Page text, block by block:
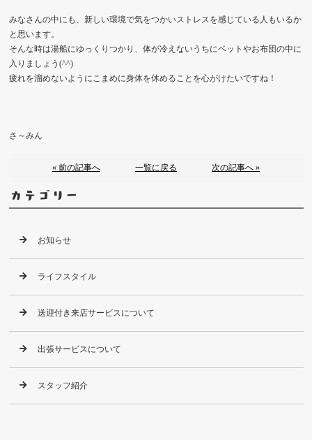
みなさんの中にも、新しい環境で気をつかいストレスを感じている人もいるか
と思います。
そんな時は湯船にゆっくりつかり、体が冷えないうちにベットやお布団の中に
入りましょう(^^)
疲れを溜めないようにこまめに身体を休めることを心がけたいですね！
さ～みん
« 前の記事へ 一覧に戻る 次の記事へ »
カテゴリー
お知らせ
ライフスタイル
送迎付き来店サービスについて
出張サービスについて
スタッフ紹介